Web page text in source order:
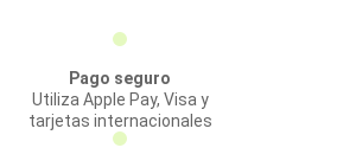
Pago seguro
Utiliza Apple Pay, Visa y
tarjetas internacionales